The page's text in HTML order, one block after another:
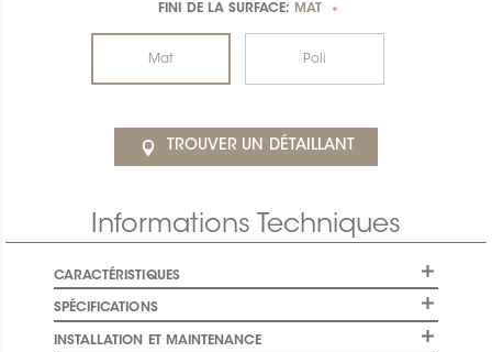
FINI DE LA SURFACE: MAT *
Mat Poli
TROUVER UN DÉTAILLANT
Informations Techniques
CARACTÉRISTIQUES
SPÉCIFICATIONS
INSTALLATION ET MAINTENANCE